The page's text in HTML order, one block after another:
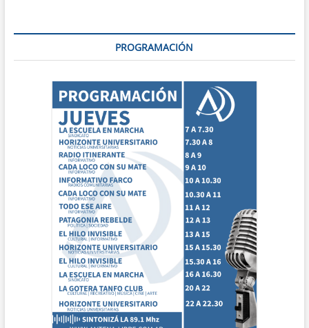
PROGRAMACIÓN